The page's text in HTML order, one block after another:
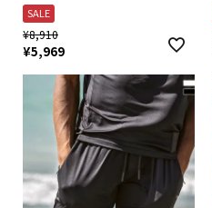
SALE
¥8,910
¥5,969